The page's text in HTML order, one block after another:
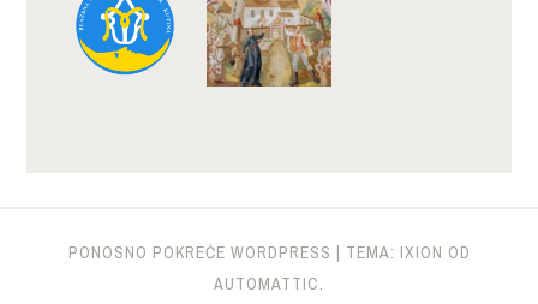
PONOSNO POKREĆE WORDPRESS | TEMA: IXION OD
AUTOMATTIC.